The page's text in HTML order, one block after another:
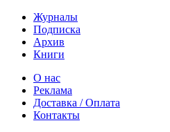
Журналы
Подписка
Архив
Книги
О нас
Реклама
Доставка / Оплата
Контакты